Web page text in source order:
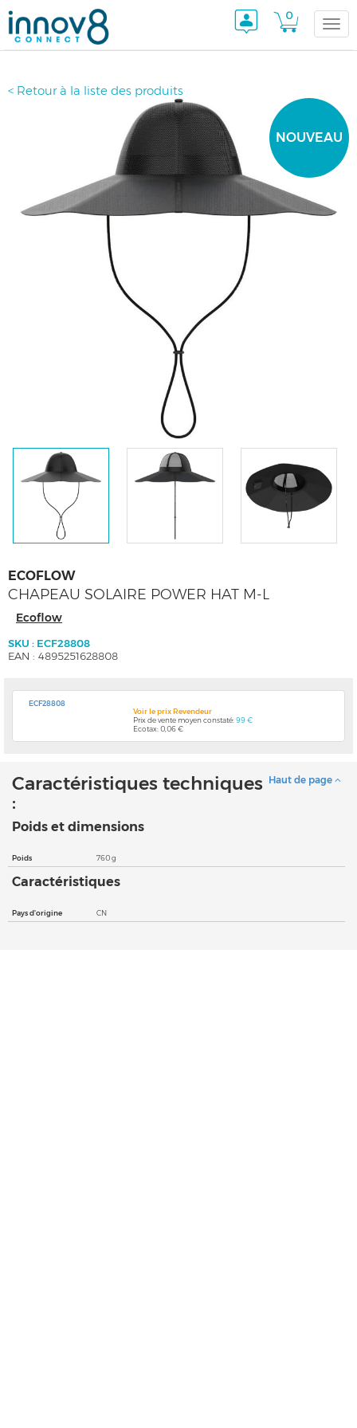
0
< Retour à la liste des produits
NOUVEAU
ECOFLOW
CHAPEAU SOLAIRE POWER HAT M-L
Ecoflow
SKU : ECF28808
EAN : 4895251628808
ECF28808
Voir le prix Revendeur
Prix de vente moyen constaté:99 €
Ecotax: 0,06 €
Haut de page
Caractéristiques techniques
:
Poids et dimensions
Poids 760 g
Caractéristiques
Pays d'origine CN